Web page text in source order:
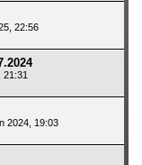
22:56
21:31
2024, 19:03